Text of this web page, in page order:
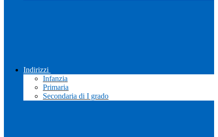
Indirizzi
Infanzia
Primaria
Secondaria di I grado